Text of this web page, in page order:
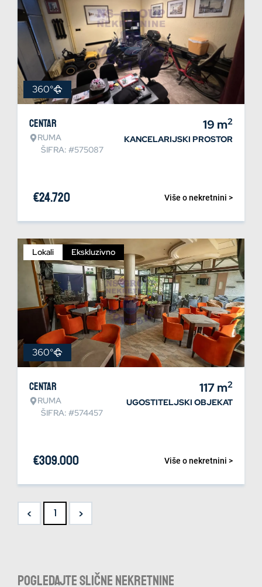
360°
Centar
RUMA
ŠIFRA: #575087
19 m2
KANCELARIJSKI PROSTOR
Više o nekretnini >
€24.720
Lokali Ekskluzivno
360°
Centar
RUMA
ŠIFRA: #574457
117m2
UGOSTITELJSKI OBJEKAT
Više o nekretnini >
€309.000
< 1 >
Pogledajte slične nekretnine